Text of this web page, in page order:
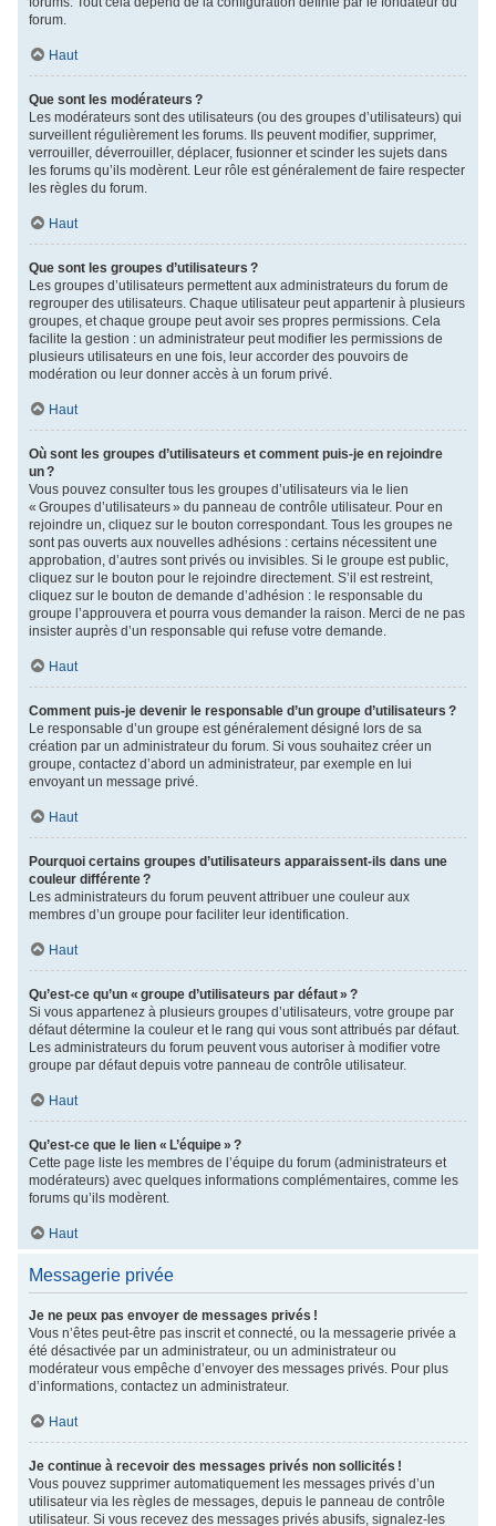
forum.
Haut
Que sont les modérateurs ?
Les modérateurs sont des utilisateurs (ou des groupes d’utilisateurs) qui
surveillent régulièrement les forums. Ils peuvent modifier, supprimer,
verrouiller, déverrouiller, déplacer, fusionner et scinder les sujets dans
les forums qu’ils modèrent. Leur rôle est généralement de faire respecter
les règles du forum.
Haut
Que sont les groupes d’utilisateurs ?
Les groupes d’utilisateurs permettent aux administrateurs du forum de
regrouper des utilisateurs. Chaque utilisateur peut appartenir à plusieurs
groupes, et chaque groupe peut avoir ses propres permissions. Cela
facilite la gestion : un administrateur peut modifier les permissions de
plusieurs utilisateurs en une fois, leur accorder des pouvoirs de
modération ou leur donner accès à un forum privé.
Haut
Où sont les groupes d’utilisateurs et comment puis-je en rejoindre
un ?
Vous pouvez consulter tous les groupes d’utilisateurs via le lien
« Groupes d’utilisateurs » du panneau de contrôle utilisateur. Pour en
rejoindre un, cliquez sur le bouton correspondant. Tous les groupes ne
sont pas ouverts aux nouvelles adhésions : certains nécessitent une
approbation, d’autres sont privés ou invisibles. Si le groupe est public,
cliquez sur le bouton pour le rejoindre directement. S’il est restreint,
cliquez sur le bouton de demande d’adhésion : le responsable du
groupe l’approuvera et pourra vous demander la raison. Merci de ne pas
insister auprès d’un responsable qui refuse votre demande.
Haut
Comment puis-je devenir le responsable d’un groupe d’utilisateurs ?
Le responsable d’un groupe est généralement désigné lors de sa
création par un administrateur du forum. Si vous souhaitez créer un
groupe, contactez d’abord un administrateur, par exemple en lui
envoyant un message privé.
Haut
Pourquoi certains groupes d’utilisateurs apparaissent-ils dans une
couleur différente ?
Les administrateurs du forum peuvent attribuer une couleur aux
membres d’un groupe pour faciliter leur identification.
Haut
Qu’est-ce qu’un « groupe d’utilisateurs par défaut » ?
Si vous appartenez à plusieurs groupes d’utilisateurs, votre groupe par
défaut détermine la couleur et le rang qui vous sont attribués par défaut.
Les administrateurs du forum peuvent vous autoriser à modifier votre
groupe par défaut depuis votre panneau de contrôle utilisateur.
Haut
Qu’est-ce que le lien « L’équipe » ?
Cette page liste les membres de l’équipe du forum (administrateurs et
modérateurs) avec quelques informations complémentaires, comme les
forums qu’ils modèrent.
Haut
Messagerie privée
Je ne peux pas envoyer de messages privés !
Vous n’êtes peut-être pas inscrit et connecté, ou la messagerie privée a
été désactivée par un administrateur, ou un administrateur ou
modérateur vous empêche d’envoyer des messages privés. Pour plus
d’informations, contactez un administrateur.
Haut
Je continue à recevoir des messages privés non sollicités !
Vous pouvez supprimer automatiquement les messages privés d’un
utilisateur via les règles de messages, depuis le panneau de contrôle
utilisateur. Si vous recevez des messages privés abusifs, signalez-les